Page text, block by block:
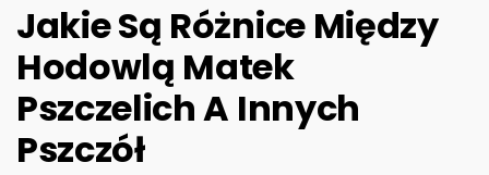
Jakie Są Różnice Między
Hodowlą Matek
Pszczelich A Innych
Pszczół